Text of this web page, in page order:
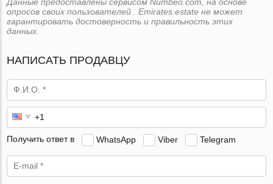
опросов своих пользователей . Emirates.estate не может
гарантировать достоверность и правильность этих
данных.
НАПИСАТЬ ПРОДАВЦУ
Получить ответ в WhatsApp Viber Telegram